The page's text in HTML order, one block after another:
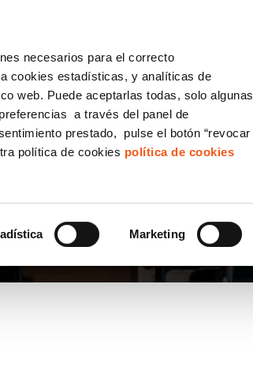
necesarios para el correcto
cookies estadísticas, y analíticas de
web. Puede aceptarlas todas, solo algunas
a través del panel de
prestado, pulse el botón “revocar
política de cookies política de cookies
Marketing
LSSI CANAL DENUNCIAS